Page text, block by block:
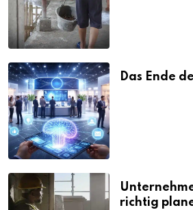
Das Ende
richtig